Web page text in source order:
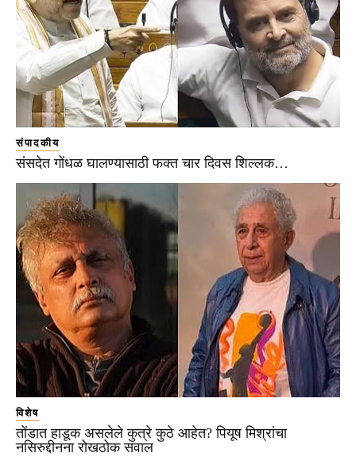
संपादकीय
संसदेत गोंधळ घालण्यासाठी फक्त चार दिवस शिल्लक…
विशेष
तोंडात हाडूक असलेले कुत्रे कुठे आहेत? पियूष मिश्रांचा
नसिरुद्दीनना रोखठोक सवाल